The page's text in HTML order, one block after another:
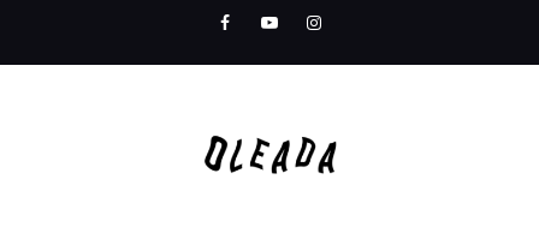
content
FacebookYoutubeInstagram